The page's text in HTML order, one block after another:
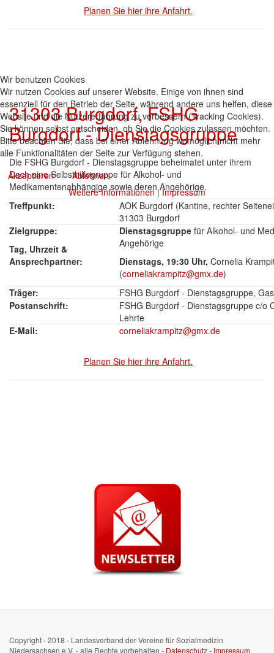
Planen Sie hier ihre Anfahrt.
31303 Burgdorf, FSHG
Burgdorf - Dienstagsgruppe
Die FSHG Burgdorf - Dienstagsgruppe beheimatet unter ihrem
Dach eine Selbsthilfegruppe für Alkohol- und
Medikamentenabhängige sowie deren Angehörige.
Treffpunkt:
AOK Burgdorf (Kantine, rechter
31303 Burgdorf
Zielgruppe:
Tag, Uhrzeit &
Ansprechpartner:
Dienstagsgruppe für Alkohol- und
Angehörige
Dienstags, 19:30 Uhr, Cornelia
(corneliakrampitz@gmx.de)
Träger:
FSHG Burgdorf - Dienstagsgruppe,
Postanschrift:
FSHG Burgdorf - Dienstagsgruppe c/o
Lehrte
E-Mail:
corneliakrampitz@gmx.de
Planen Sie hier ihre Anfahrt.
Copyright - 2018 - Landesverband der Vereine für Sozialmedizin
Niedersachsen e.V. - alle Rechte vorbehalten - Datenschutz- Impressum
Wir benutzen Cookies
Wir nutzen Cookies auf unserer Website. Einige von ihnen sind
essenziell für den Betrieb der Seite, während andere uns helfen, diese
Website und die Nutzererfahrung zu verbessern (Tracking Cookies).
Sie können selbst entscheiden, ob Sie die Cookies zulassen möchten.
Bitte beachten Sie, dass bei einer Ablehnung womöglich nicht mehr
alle Funktionalitäten der Seite zur Verfügung stehen.
Akzeptieren
Ablehnen
Weitere Informationen|Impressum